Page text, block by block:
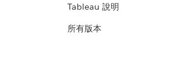
Tableau 說明
所有版本